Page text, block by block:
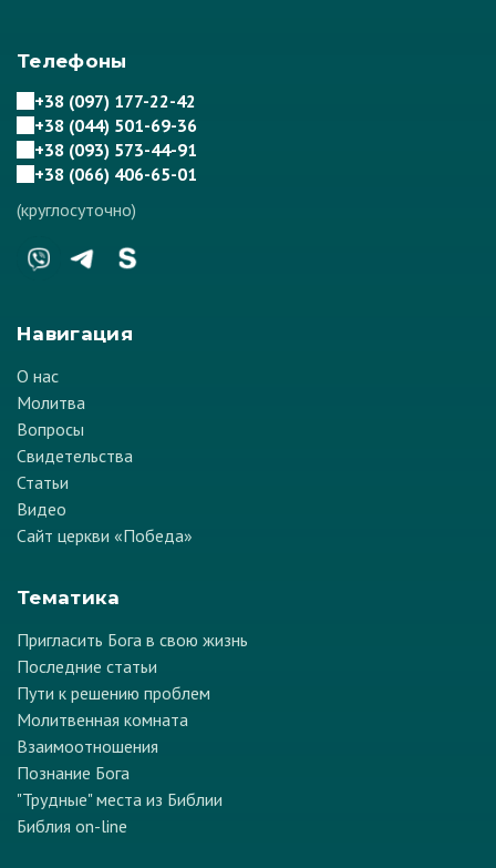
Телефоны
+38 (097) 177-22-42
+38 (044) 501-69-36
+38 (093) 573-44-91
+38 (066) 406-65-01
(круглосуточно)
Навигация
О нас
Молитва
Вопросы
Свидетельства
Статьи
Видео
Сайт церкви «Победа»
Тематика
Пригласить Бога в свою жизнь
Последние статьи
Пути к решению проблем
Молитвенная комната
Взаимоотношения
Познание Бога
"Трудные" места из Библии
Библия on-line